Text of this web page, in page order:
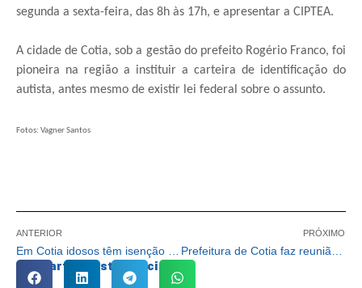
segunda a sexta-feira, das 8h às 17h, e apresentar a CIPTEA.
A cidade de Cotia, sob a gestão do prefeito Rogério Franco, foi
pioneira na região a instituir a carteira de identificação do
autista, antes mesmo de existir lei federal sobre o assunto.
Fotos: Vagner Santos
ANTERIOR PRÓXIMO
Compartilhe esta notícia: